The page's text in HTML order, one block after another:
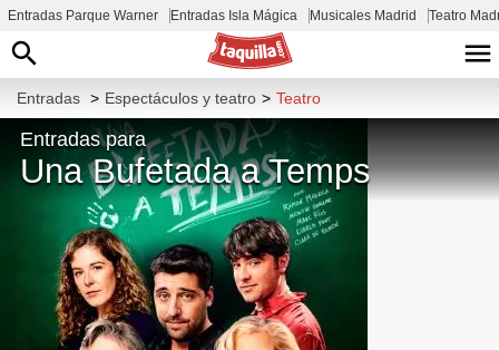
Entradas Parque Warner Entradas Isla Mágica Musicales Madrid Teatro
Entradas > Espectáculos y teatro > Teatro
Entradas para
Una Bufetada a Temps